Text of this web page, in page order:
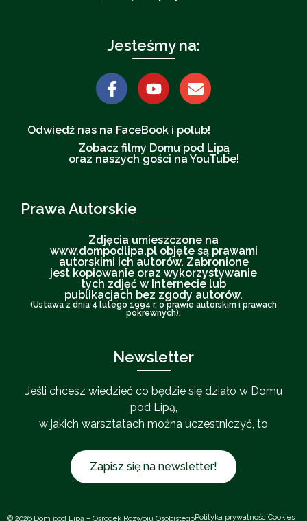
Jesteśmy na:
Odwiedź nas na FaceBook i polub!
Zobacz filmy Domu pod Lipą
oraz naszych gości na YouTube!
Prawa Autorskie
Zdjęcia umieszczone na
www.dompodlipa.pl objęte są prawami
autorskimi ich autorów. Zabronione
jest kopiowanie oraz wykorzystywanie
tych zdjęć w Internecie lub
publikacjach bez zgody autorów.
(Ustawa z dnia 4 lutego 1994 r. o prawie autorskim i prawach
pokrewnych).
Newsletter
Jeśli chcesz wiedzieć co będzie się działo w Domu
pod Lipą,
w jakich warsztatach można uczestniczyć, to
Zapisz się na newsletter!
© 2026 Dom pod Lipą – Ośrodek Rozwoju OsobistegoPolityka prywatnościCookies